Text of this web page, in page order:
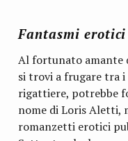
Fantasmi erotici
Al fortunato amante
si trovi a frugare tra
rigattiere, potrebbe
nome di Loris Aletti,
romanzetti erotici